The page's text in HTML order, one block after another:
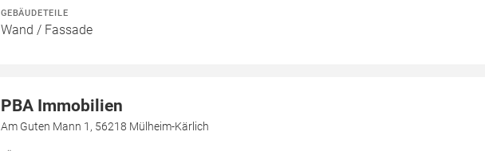
GEBÄUDETEILE
Wand / Fassade
PBA Immobilien
Am Guten Mann 1, 56218 Mülheim-Kärlich